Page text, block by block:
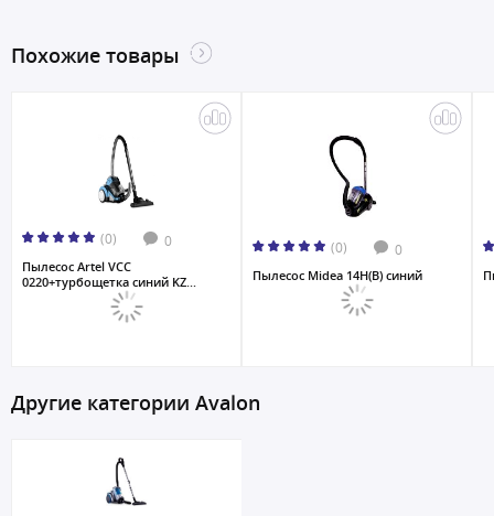
Похожие товары
(0) 0
Пылесос Artel VCC
0220+турбощетка синий KZ...
(0) 0
Пылесос Midea 14H(B) синий
Другие категории Avalon